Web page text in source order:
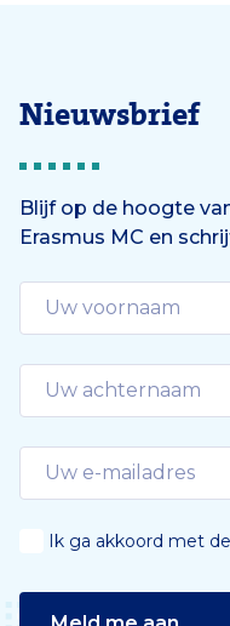
Nieuwsbrief
Blijf op de hoogte
Erasmus MC en
Ik ga akkoord met de